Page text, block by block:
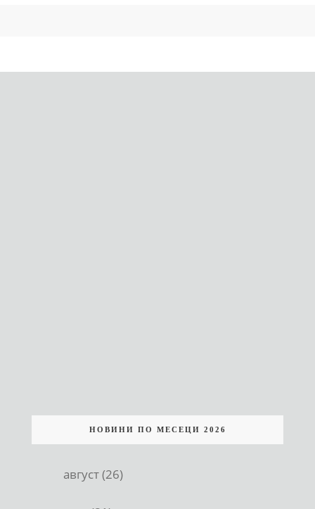
НОВИНИ ПО МЕСЕЦИ 2026
август (26)